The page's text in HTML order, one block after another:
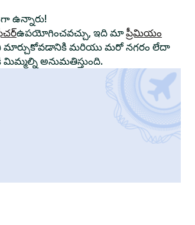
ఉన్నారు!
ఉపయోగించవచ్చు, ఇది మాప్రీమియం
మార్చుకోవడానికి మరియు మరో నగరం లేదా
అనుమతిస్తుంది.